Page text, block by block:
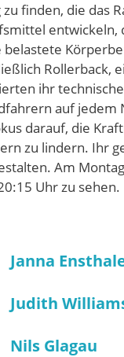
finden, die das
belastete
Rollerback,
ihr
auf
darauf, die
zu lindern. Ihr
Am
Uhr zu sehen.
Janna
Judith
Nils Glagau